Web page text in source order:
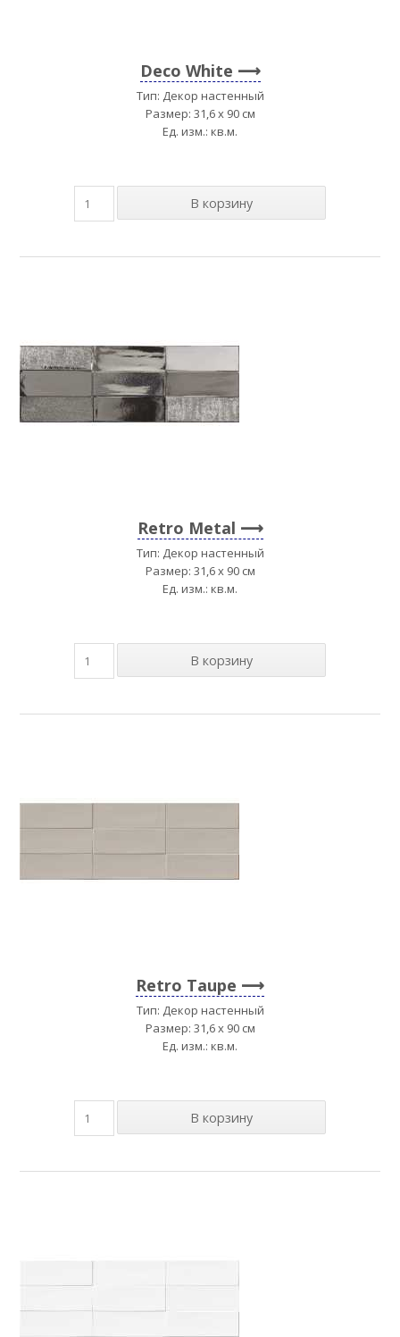
Deco White
Тип: Декор настенный
Размер: 31,6 x 90 см
Ед. изм.: кв.м.
Retro Metal
Тип: Декор настенный
Размер: 31,6 x 90 см
Ед. изм.: кв.м.
Retro Taupe
Тип: Декор настенный
Размер: 31,6 x 90 см
Ед. изм.: кв.м.